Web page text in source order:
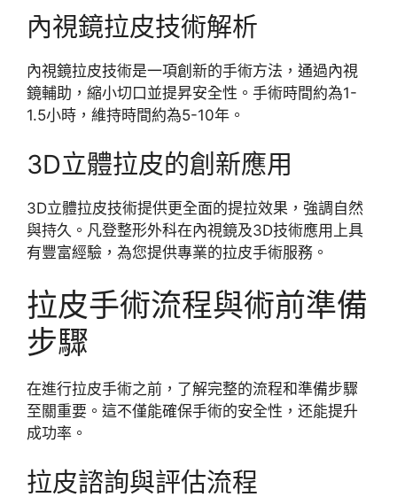
內視鏡拉皮技術解析
內視鏡拉皮技術是一項創新的手術方法，通過內視
鏡輔助，縮小切口並提昇安全性。手術時間約為1-
1.5小時，維持時間約為5-10年。
3D立體拉皮的創新應用
3D立體拉皮技術提供更全面的提拉效果，強調自然
與持久。凡登整形外科在內視鏡及3D技術應用上具
有豐富經驗，為您提供專業的拉皮手術服務。
拉皮手術流程與術前準備
步驟
在進行拉皮手術之前，了解完整的流程和準備步驟
至關重要。這不僅能確保手術的安全性，还能提升
成功率。
拉皮諮詢與評估流程